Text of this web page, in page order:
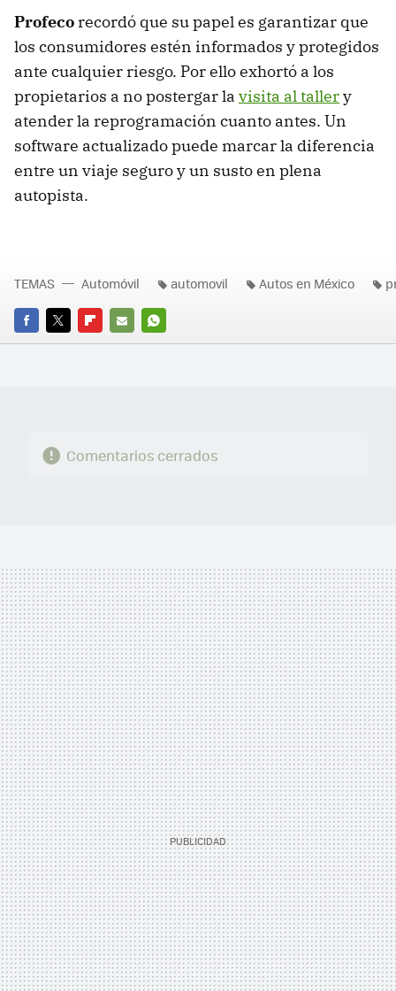
Profeco recordó que su papel es garantizar que
los consumidores estén informados y protegidos
ante cualquier riesgo. Por ello exhortó a los
propietarios a no postergar la visita al tallery
atender la reprogramación cuanto antes. Un
software actualizado puede marcar la diferencia
entre un viaje seguro y un susto en plena
autopista.
FACEBOOK
TWITTERFLIPBOARD
E-
WHATSAPP
TEMAS Automóvil automovil Autos en México
Comentarios cerrados